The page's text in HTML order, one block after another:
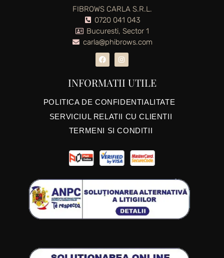
FIBROWS CARLA S.R.L.
0720 041 043
Bucuresti, Sector 1
carla@phibrows.com
INFORMATII UTILE
POLITICA DE CONFIDENTIALITATE
SERVICIUL RELATII CU CLIENTII
TERMENI SI CONDITII